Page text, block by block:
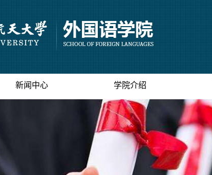
新闻中心 学院介绍